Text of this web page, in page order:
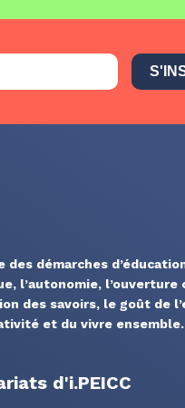
démarches
l’autonomie,
des savoirs, le goût de
et du vivre ensemble.
d'i.PEICC